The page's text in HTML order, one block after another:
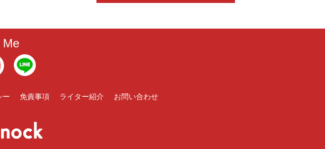
Me
ー 免責事項 ライター紹介 お問い合わせ